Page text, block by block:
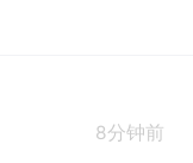
8分钟前